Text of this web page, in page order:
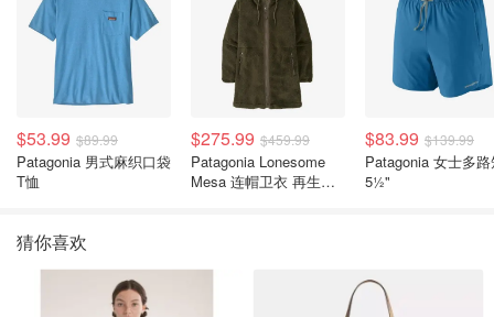
$53.99 $89.99
Patagonia 男式麻织口袋
T恤
$275.99 $459.99
Patagonia Lonesome
Mesa 连帽卫衣 再生聚
$83.99 $139.99
Patagonia 女士多
5½"
猜你喜欢